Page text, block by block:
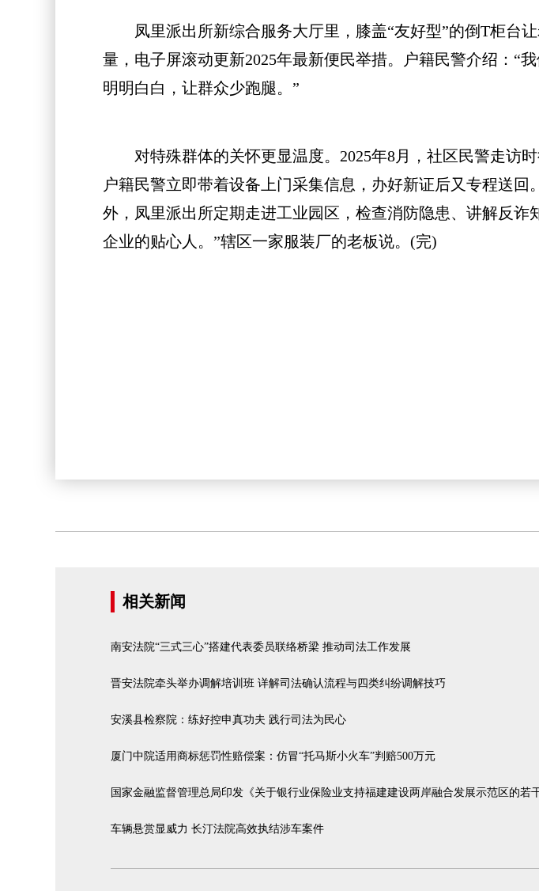
凤里派出所新综合服务大厅里，膝盖“友好型”的倒T柜台
量，电子屏滚动更新2025年最新便民举措。户籍民警介绍：“
明明白白，让群众少跑腿。”
对特殊群体的关怀更显温度。2025年8月，社区民警走访时
户籍民警立即带着设备上门采集信息，办好新证后又专程送
外，凤里派出所定期走进工业园区，检查消防隐患、讲解反诈
企业的贴心人。”辖区一家服装厂的老板说。(完)
相关新闻
南安法院“三式三心”搭建代表委员联络桥梁 推动司法工作发展
晋安法院牵头举办调解培训班 详解司法确认流程与四类纠纷调解技巧
安溪县检察院：练好控申真功夫 践行司法为民心
厦门中院适用商标惩罚性赔偿案：仿冒“托马斯小火车”判赔500万元
国家金融监督管理总局印发《关于银行业保险业支持福建建设两岸融合发展示范区的若
车辆悬赏显威力 长汀法院高效执结涉车案件